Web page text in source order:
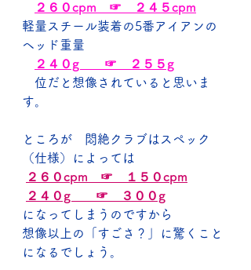
２６０cpm　☞　２４５cpm
軽量スチール装着の5番アイアンの
ヘッド重量
２４０g　　☞　２５５g
位だと想像されていると思いま
す。
ところが　悶絶クラブはスペック
（仕様）によっては
２６０cpm　☞　１５０cpm
２４０g　　☞　３００g
になってしまうのですから
想像以上の「すごさ？」に驚くこと
になるでしょう。